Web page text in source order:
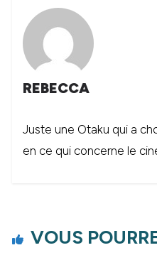
REBECCA
Juste une Otaku qui a
en ce qui concerne le
VOUS